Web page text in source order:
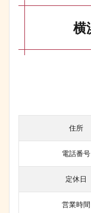
横
住所
電話番号
定休日
営業時間